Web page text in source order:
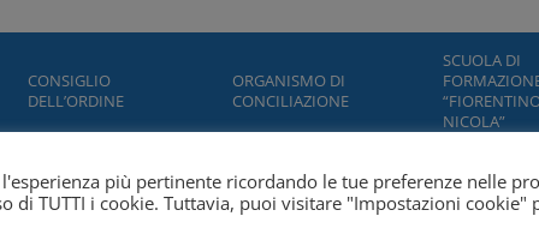
CONSIGLIO
DELL’ORDINE
ORGANISMO DI
CONCILIAZIONE
SCUOLA DI
NICOLA”
più pertinente ricordando le tue preferenze nelle
di TUTTI i cookie. Tuttavia, puoi visitare "Impostazioni cookie"